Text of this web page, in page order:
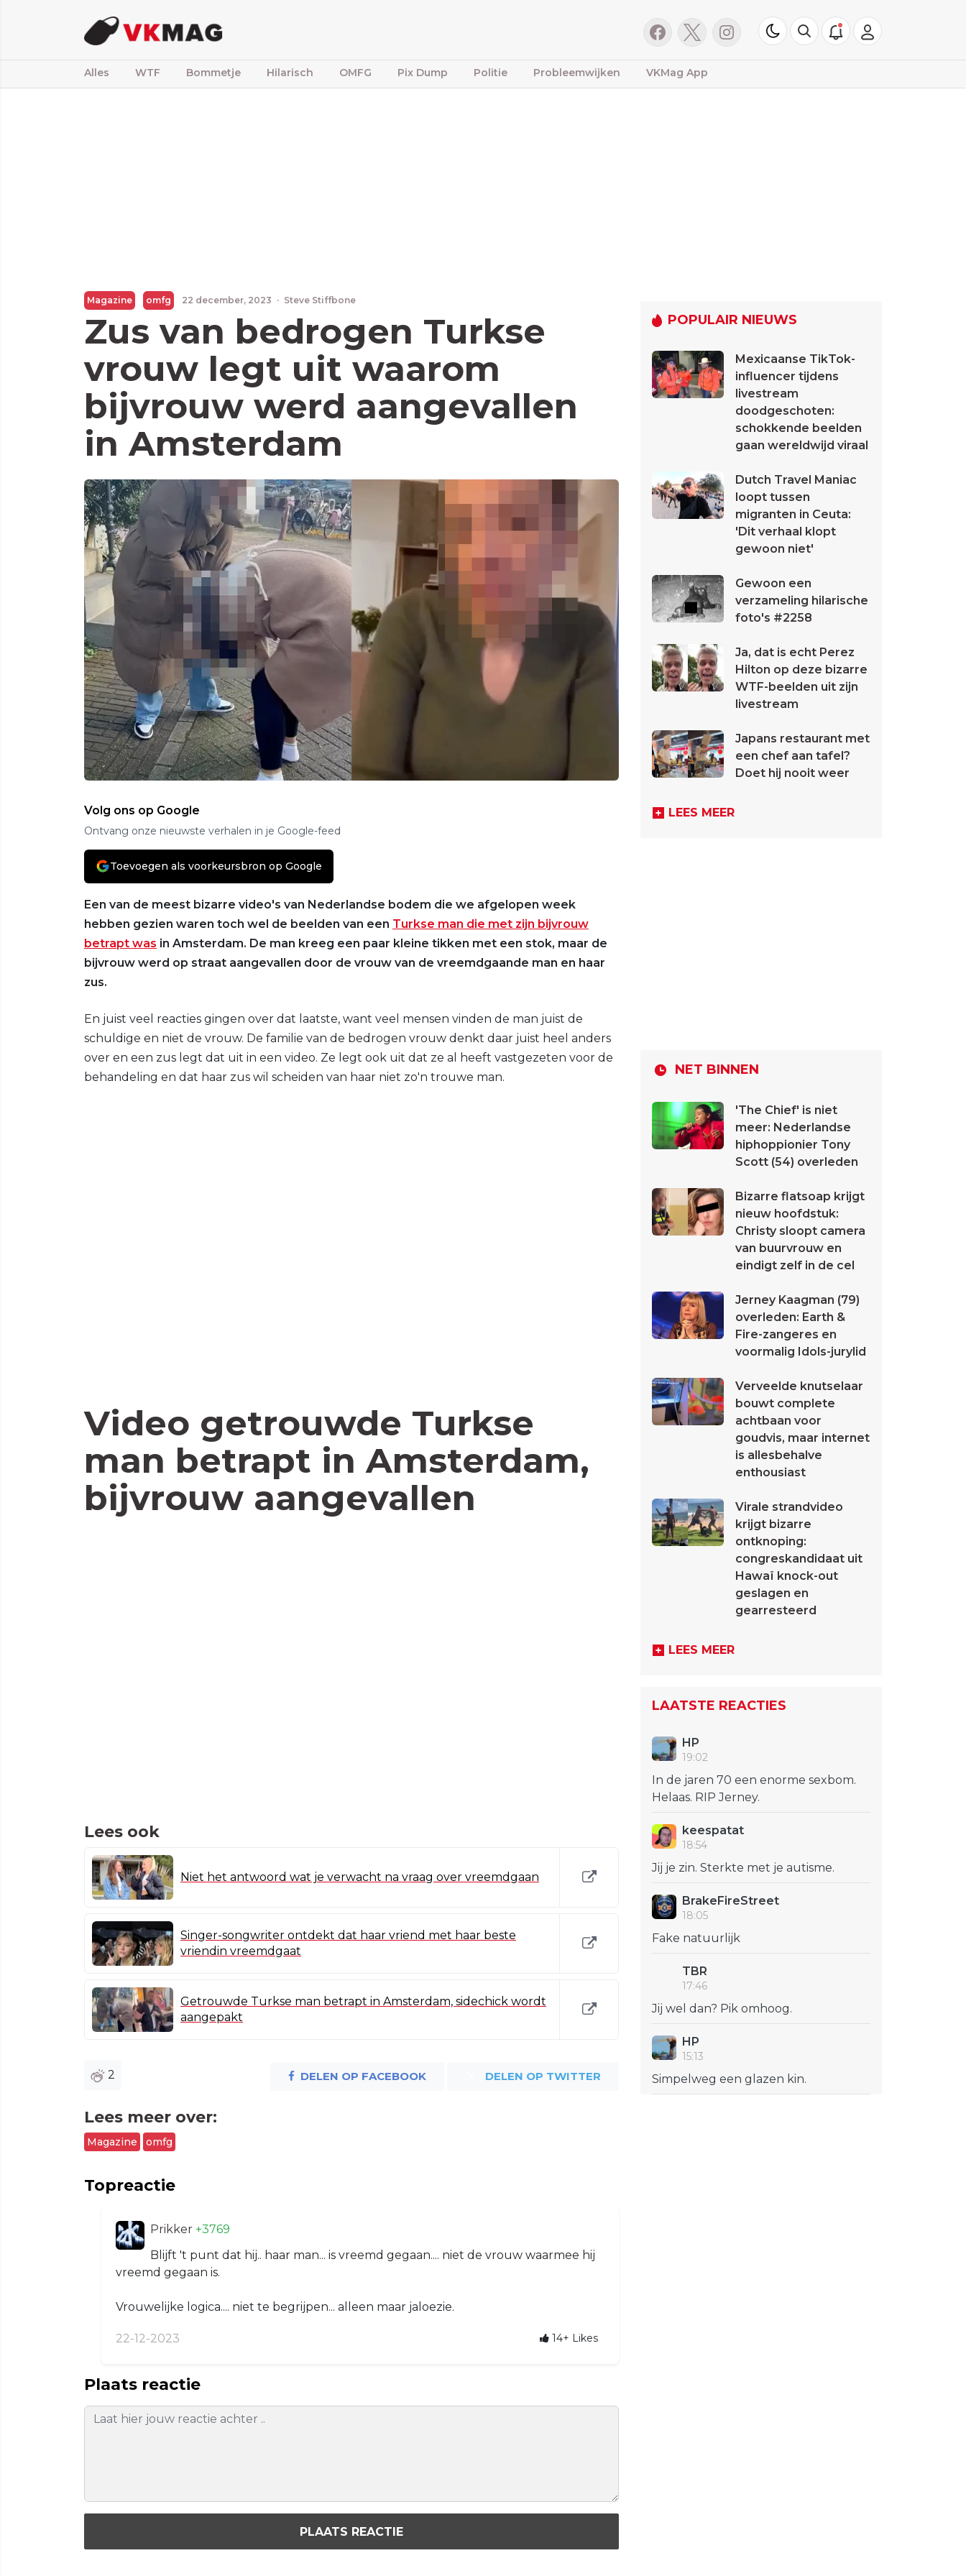
Alles WTF Bommetje Hilarisch OMFG Pix Dump Politie Probleemwijken VKMag App
Magazine omfg 22 december, 2023 · Steve Stiffbone
Zus van bedrogen Turkse
vrouw legt uit waarom
bijvrouw werd aangevallen
in Amsterdam
Volg ons op Google
Ontvang onze nieuwste verhalen in je Google-feed
Toevoegen als voorkeursbron op Google
Een van de meest bizarre video's van Nederlandse bodem die we afgelopen week
hebben gezien waren toch wel de beelden van een Turkse man die met zijn bijvrouw
betrapt was in Amsterdam. De man kreeg een paar kleine tikken met een stok, maar de
bijvrouw werd op straat aangevallen door de vrouw van de vreemdgaande man en haar
zus.
En juist veel reacties gingen over dat laatste, want veel mensen vinden de man juist de
schuldige en niet de vrouw. De familie van de bedrogen vrouw denkt daar juist heel anders
over en een zus legt dat uit in een video. Ze legt ook uit dat ze al heeft vastgezeten voor de
behandeling en dat haar zus wil scheiden van haar niet zo'n trouwe man.
Video getrouwde Turkse
man betrapt in Amsterdam,
bijvrouw aangevallen
Lees ook
Niet het antwoord wat je verwacht na vraag over vreemdgaan
Singer-songwriter ontdekt dat haar vriend met haar beste
vriendin vreemdgaat
Getrouwde Turkse man betrapt in Amsterdam, sidechick wordt
aangepakt
2 DELEN OP FACEBOOK DELEN OP TWITTER
Lees meer over:
Magazine omfg
Topreactie
Prikker +3769
Blijft 't punt dat hij.. haar man... is vreemd gegaan.... niet de vrouw waarmee hij
vreemd gegaan is.
Vrouwelijke logica.... niet te begrijpen... alleen maar jaloezie.
22-12-2023 14+ Likes
Plaats reactie
PLAATS REACTIE
POPULAIR NIEUWS
Mexicaanse TikTok-
influencer tijdens
livestream
doodgeschoten:
schokkende beelden
gaan wereldwijd viraal
Dutch Travel Maniac
loopt tussen
migranten in Ceuta:
'Dit verhaal klopt
gewoon niet'
Gewoon een
verzameling hilarische
foto's #2258
Ja, dat is echt Perez
Hilton op deze bizarre
WTF-beelden uit zijn
livestream
Japans restaurant met
een chef aan tafel?
Doet hij nooit weer
LEES MEER
NET BINNEN
'The Chief' is niet
meer: Nederlandse
hiphoppionier Tony
Scott (54) overleden
Bizarre flatsoap krijgt
nieuw hoofdstuk:
Christy sloopt camera
van buurvrouw en
eindigt zelf in de cel
Jerney Kaagman (79)
overleden: Earth &
Fire-zangeres en
voormalig Idols-jurylid
Verveelde knutselaar
bouwt complete
achtbaan voor
goudvis, maar internet
is allesbehalve
enthousiast
Virale strandvideo
krijgt bizarre
ontknoping:
congreskandidaat uit
Hawaï knock-out
geslagen en
gearresteerd
LEES MEER
LAATSTE REACTIES
HP
19:02
In de jaren 70 een enorme sexbom.
Helaas. RIP Jerney.
keespatat
18:54
Jij je zin. Sterkte met je autisme.
BrakeFireStreet
18:05
Fake natuurlijk
TBR
17:46
Jij wel dan? Pik omhoog.
HP
15:13
Simpelweg een glazen kin.